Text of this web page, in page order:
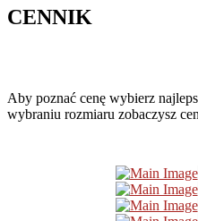
CENNIK
Aby poznać cenę wybierz
wybraniu rozmiaru zobaczysz